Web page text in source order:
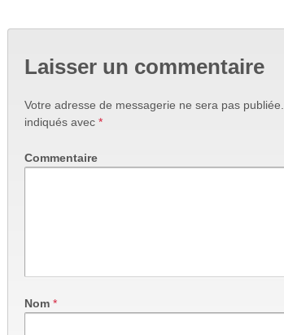
Laisser un commentaire
Votre adresse de messagerie ne sera pas publiée.
indiqués avec *
Commentaire
Nom *